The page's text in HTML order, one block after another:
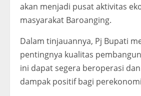
akan menjadi pusat aktivitas
masyarakat Baroanging.
Dalam tinjauannya, Pj Bupati
pentingnya kualitas
ini dapat segera beroperasi
dampak positif bagi